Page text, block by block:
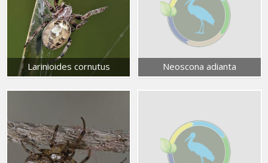
Larinioides cornutus Neoscona adianta